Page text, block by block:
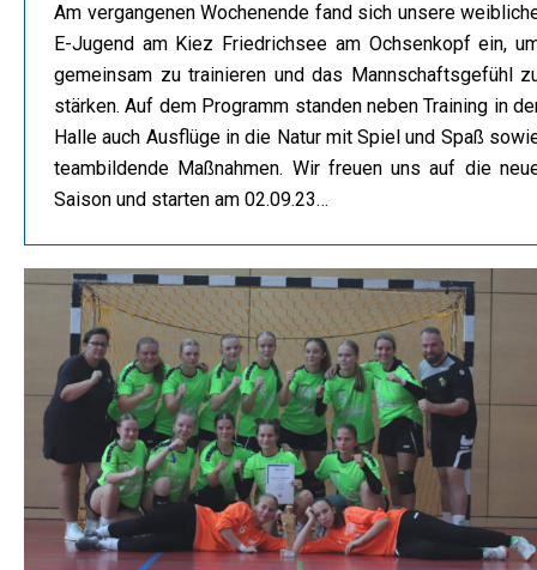
Am vergangenen Wochenende fand sich unsere
E-Jugend am Kiez Friedrichsee am Ochsenkopf ein,
gemeinsam zu trainieren und das Mannschaftsgefühl
stärken. Auf dem Programm standen neben Training in
Halle auch Ausflüge in die Natur mit Spiel und Spaß
teambildende Maßnahmen. Wir freuen uns auf die
Saison und starten am 02.09.23…